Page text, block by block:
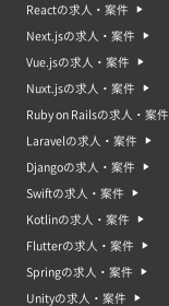
Reactの求人・案件
Next.jsの求人・案件
Vue.jsの求人・案件
Nuxt.jsの求人・案件
Ruby on Railsの求人・案件
Laravelの求人・案件
Djangoの求人・案件
Swiftの求人・案件
Kotlinの求人・案件
Flutterの求人・案件
Springの求人・案件
Unityの求人・案件